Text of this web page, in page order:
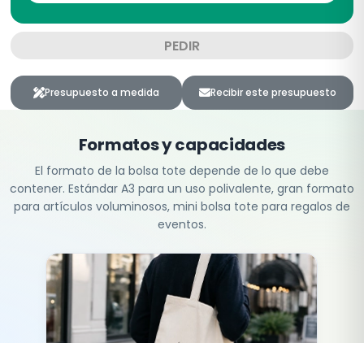
PEDIR
Presupuesto a medida Recibir este presupuesto
Formatos y capacidades
El formato de la bolsa tote depende de lo que debe
contener. Estándar A3 para un uso polivalente, gran formato
para artículos voluminosos, mini bolsa tote para regalos de
eventos.